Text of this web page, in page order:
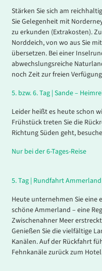
Stärken Sie sich am
Sie Gelegenheit mit
zu erkunden (Extrakosten).
Norddeich, von wo aus Sie
übersetzen. Bei einer
abwechslungsreiche
noch Zeit zur freien Verfügung
5. bzw. 6.Tag | Sande –
Leider heißt es heute schon
Frühstück treten Sie die
Richtung Süden geht,
Nur bei der 6-Tages-Reise
5.Tag | Rundfahrt Ammerland
Heute unternehmen Sie
schöne Ammerland – eine
Zwischenahner Meer
Genießen Sie die vielfältige
Kanälen. Auf der Rückfahrt
Fehnkanäle zurück zum